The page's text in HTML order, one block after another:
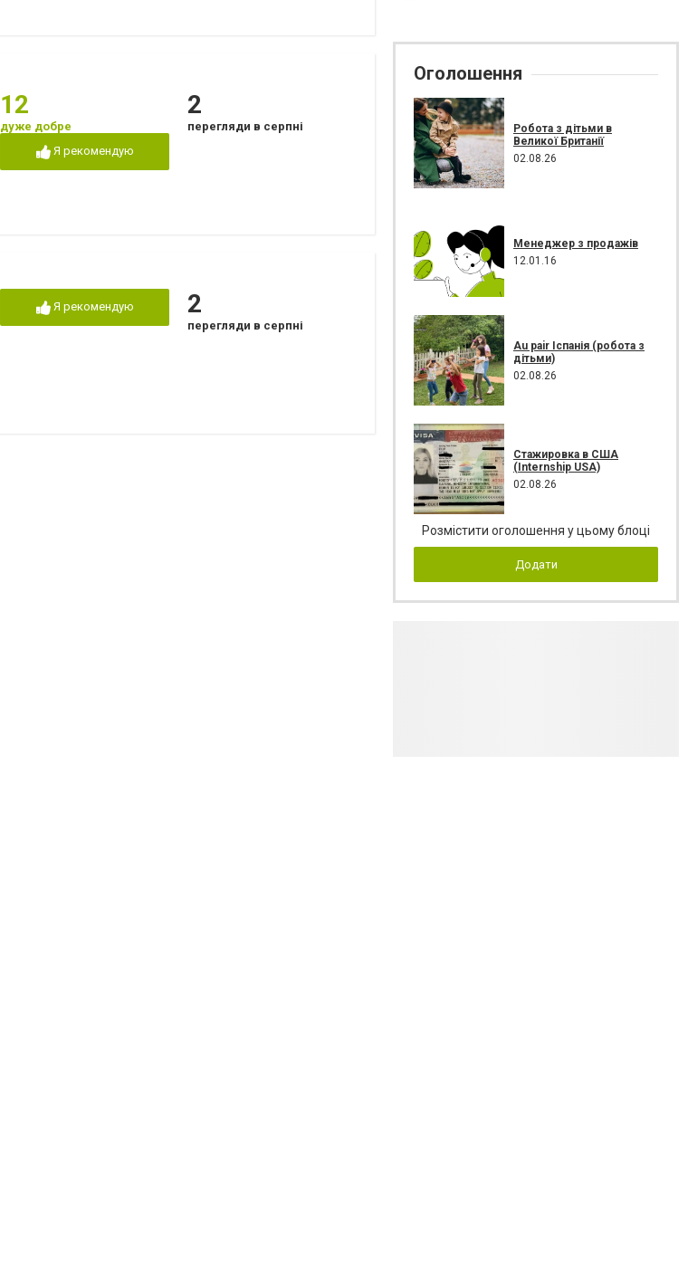
12
дуже добре
Я рекомендую
2
перегляди в серпні
Я рекомендую 2
перегляди в серпні
Оголошення
Робота з дітьми в
Великої Британії
02.08.26
Менеджер з продажів
12.01.16
Au pair Іспанія (робота з
дітьми)
02.08.26
Стажировка в США
(Internship USA)
02.08.26
Розмістити оголошення у цьому блоці
Додати